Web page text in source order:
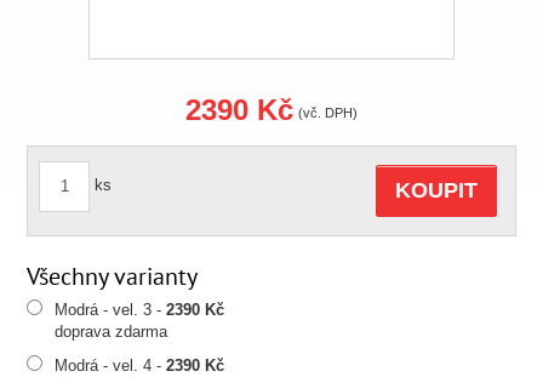
2390 Kč (vč. DPH)
ks KOUPIT
Všechny varianty
Modrá - vel. 3 -2390 Kč
doprava zdarma
Modrá - vel. 4 -2390 Kč